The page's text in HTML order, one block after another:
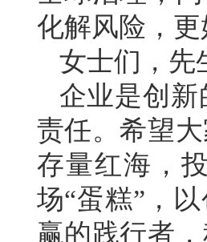
化解风险，
女士们，先
企业是创
责任。希望
存量红海，
场“蛋糕”，
赢的践行者